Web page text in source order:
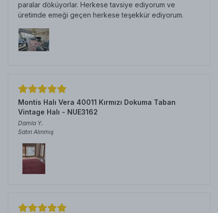
paralar döküyorlar. Herkese tavsiye ediyorum ve
üretimde emeği geçen herkese teşekkür ediyorum.
Montis Halı Vera 40011 Kırmızı Dokuma Taban
Vintage Halı - NUE3162
Damla Y.
Satın Alınmış